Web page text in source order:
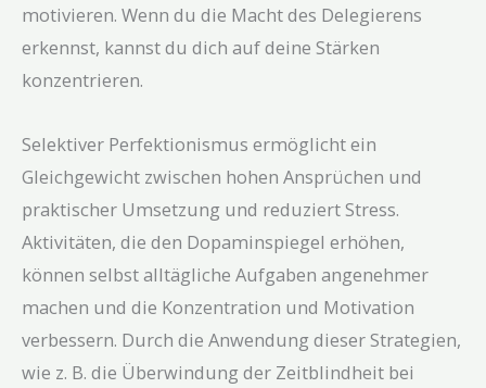
motivieren. Wenn du die Macht des Delegierens
erkennst, kannst du dich auf deine Stärken
konzentrieren.
Selektiver Perfektionismus ermöglicht ein
Gleichgewicht zwischen hohen Ansprüchen und
praktischer Umsetzung und reduziert Stress.
Aktivitäten, die den Dopaminspiegel erhöhen,
können selbst alltägliche Aufgaben angenehmer
machen und die Konzentration und Motivation
verbessern. Durch die Anwendung dieser Strategien,
wie z. B. die Überwindung der Zeitblindheit bei